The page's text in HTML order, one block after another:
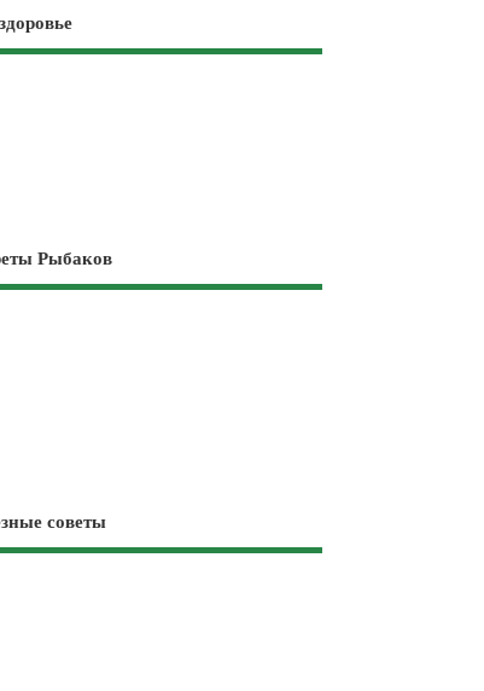
Рыбаков
советы